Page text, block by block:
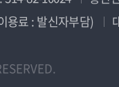
용료 : 발신자부담)